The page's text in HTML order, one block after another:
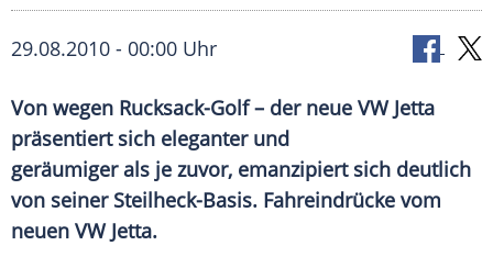
29.08.2010 - 00:00 Uhr
Von wegen Rucksack-Golf – der neue VW Jetta
präsentiert sich eleganter und
geräumiger als je zuvor, emanzipiert sich deutlich
von seiner Steilheck-Basis. Fahreindrücke vom
neuen VW Jetta.